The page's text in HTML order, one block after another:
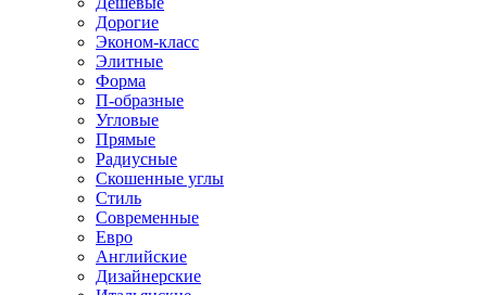
Дорогие
Эконом-класс
Элитные
Форма
П-образные
Угловые
Прямые
Радиусные
Скошенные углы
Стиль
Современные
Евро
Английские
Дизайнерские